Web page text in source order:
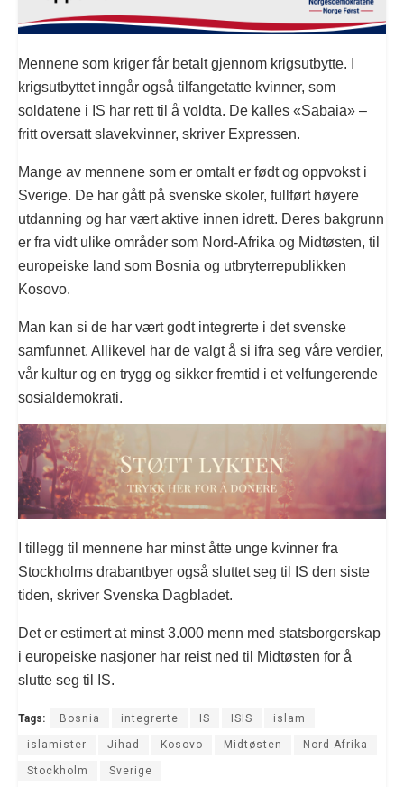
Mennene som kriger får betalt gjennom krigsutbytte. I
krigsutbyttet inngår også tilfangetatte kvinner, som
soldatene i IS har rett til å voldta. De kalles «Sabaia» –
fritt oversatt slavekvinner, skriver Expressen.
Mange av mennene som er omtalt er født og oppvokst i
Sverige. De har gått på svenske skoler, fullført høyere
utdanning og har vært aktive innen idrett. Deres bakgrunn
er fra vidt ulike områder som Nord-Afrika og Midtøsten, til
europeiske land som Bosnia og utbryterrepublikken
Kosovo.
Man kan si de har vært godt integrerte i det svenske
samfunnet. Allikevel har de valgt å si ifra seg våre verdier,
vår kultur og en trygg og sikker fremtid i et velfungerende
sosialdemokrati.
I tillegg til mennene har minst åtte unge kvinner fra
Stockholms drabantbyer også sluttet seg til IS den siste
tiden, skriver Svenska Dagbladet.
Det er estimert at minst 3.000 menn med statsborgerskap
i europeiske nasjoner har reist ned til Midtøsten for å
slutte seg til IS.
Tags: Bosnia integrerte IS ISIS islam
islamister Jihad Kosovo Midtøsten Nord-Afrika
Stockholm Sverige